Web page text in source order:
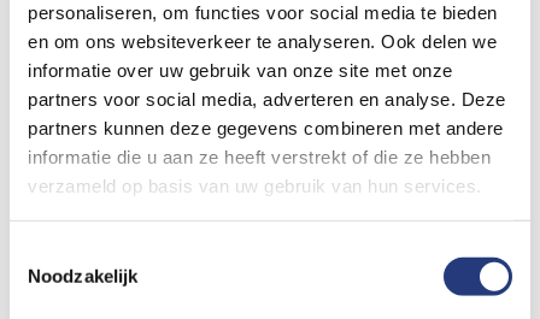
personaliseren, om functies voor social media te bieden
en om ons websiteverkeer te analyseren. Ook delen we
informatie over uw gebruik van onze site met onze
partners voor social media, adverteren en analyse. Deze
partners kunnen deze gegevens combineren met andere
informatie die u aan ze heeft verstrekt of die ze hebben
verzameld op basis van uw gebruik van hun services.
Noodzakelijk
strak gevoel rond de mond
prikkelingen in handen en voeten
krampen in de handen
opgeblazen gevoel in handen en voeten
hoofdpijn en/of duizeligheid, licht gevoel in het hoofd